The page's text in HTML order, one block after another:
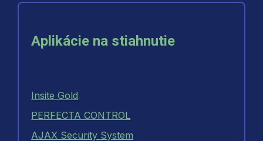
Aplikácie na stiahnutie
Insite Gold
PERFECTA CONTROL
AJAX Security System